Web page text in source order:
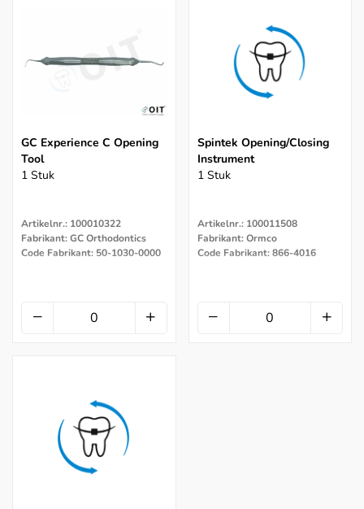
GC Experience C Opening
Tool
1 Stuk
Artikelnr.: 100010322
Fabrikant: GC Orthodontics
Code Fabrikant: 50-1030-0000
Spintek Opening/Closing
Instrument
1 Stuk
Artikelnr.: 100011508
Fabrikant: Ormco
Code Fabrikant: 866-4016